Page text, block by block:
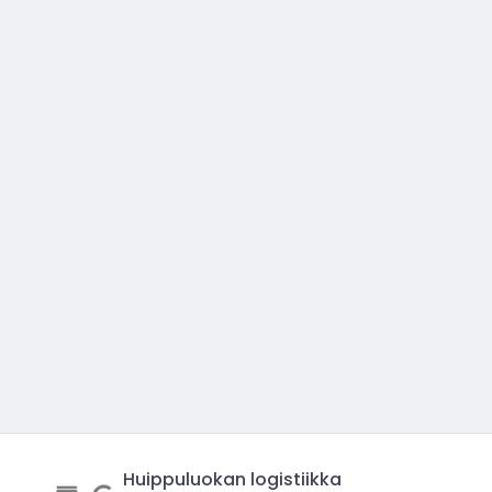
Huippuluokan logistiikka